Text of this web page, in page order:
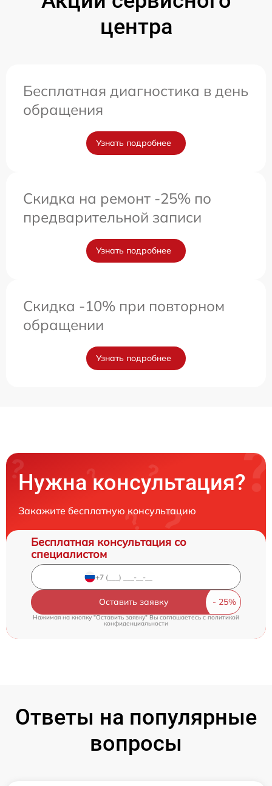
центра
Бесплатная диагностика в день
обращения
Узнать подробнее
Скидка на ремонт -25% по
предварительной записи
Узнать подробнее
Скидка -10% при повторном
обращении
Узнать подробнее
Нужна консультация?
Закажите бесплатную консультацию
Бесплатная консультация со
специалистом
Оставить заявку
Нажимая на кнопку "Оставить заявку" Вы соглашаетесь c политикой
конфиденциальности
Ответы на популярные
вопросы